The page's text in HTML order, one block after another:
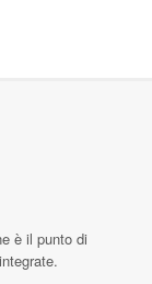
è il punto di